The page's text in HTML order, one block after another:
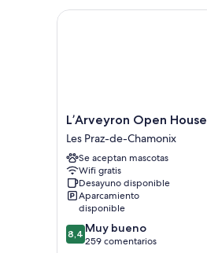
L’Arveyron
Open
House
Les
Praz-
de-
Chamonix
L’Arveyron Open House
Les Praz-de-Chamonix
Se aceptan mascotas
Wifi gratis
Desayuno disponible
Aparcamiento
disponible
8.4
sobre
8,4 Muy bueno
259 comentarios
L’Arveyron Open House